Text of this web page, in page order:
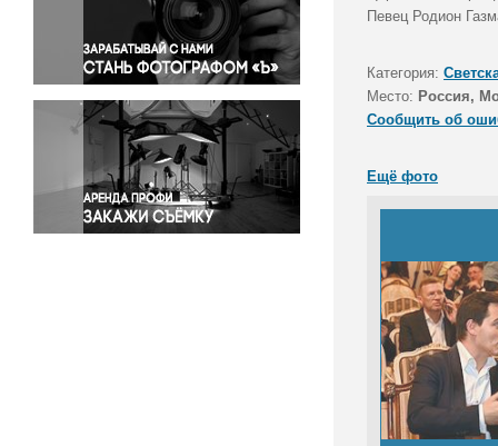
Правосудие
Происшествия и конфликты
Религия
Светская жизнь
Спорт
Экология
Экономика и бизнес
Певец Родион
Категория:
Место: Россия,
Сообщить об
Ещё фото